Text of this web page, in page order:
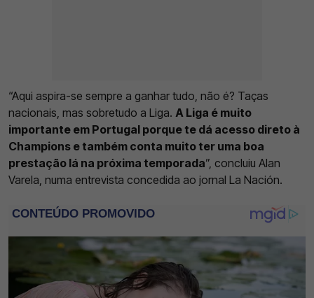
“Aqui aspira-se sempre a ganhar tudo, não é? Taças
nacionais, mas sobretudo a Liga. A Liga é muito
importante em Portugal porque te dá acesso direto à
Champions e também conta muito ter uma boa
prestação lá na próxima temporada”, concluiu Alan
Varela, numa entrevista concedida ao jornal La Nación.